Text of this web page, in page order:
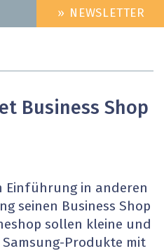
HEADER
MENU
» NEWSLETTER
Business Shop
Einführung in anderen
seinen Business Shop
sollen kleine und
Produkte mit